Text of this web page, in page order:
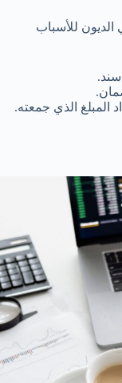
الديون للأسباب
سند.
المبلغ الذي جمعته.